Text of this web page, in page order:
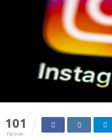
101
просм.